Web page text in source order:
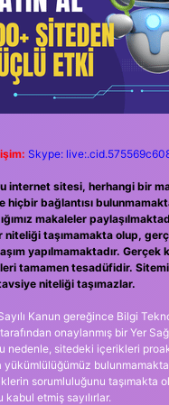
Skype:
internet sitesi, herhangi bir
hiçbir bağlantısı
makaleler
niteliği taşımamakta olup,
yapılmamaktadır. Gerçek
tamamen tesadüfidir.
niteliği taşımazlar.
Kanun gereğince Bilgi
onaylanmış bir Yer
nedenle, sitedeki içerikleri
yükümlülüğümüz
sorumluluğunu taşımakta
kabul etmiş sayılırlar.